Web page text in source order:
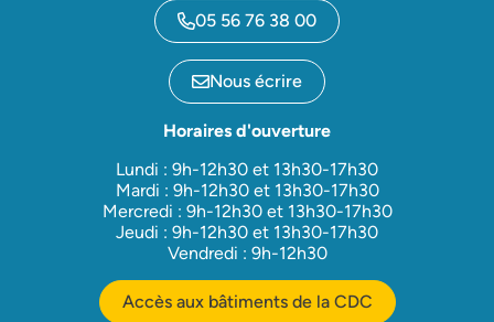
05 56 76 38 00
Nous écrire
Horaires d'ouverture
Lundi : 9h-12h30 et 13h30-17h30
Mardi : 9h-12h30 et 13h30-17h30
Mercredi : 9h-12h30 et 13h30-17h30
Jeudi : 9h-12h30 et 13h30-17h30
Vendredi : 9h-12h30
Accès aux bâtiments de la CDC